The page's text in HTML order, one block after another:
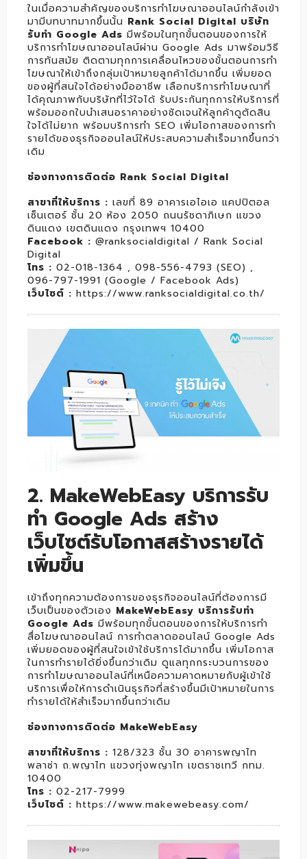
ในเมื่อความสำคัญของบริการทำโฆษณาออนไลน์กำลังเข้า
มามีบทบาทมากขึ้นนั้น Rank Social Digital บริษัท
รับทำ Google Ads มีพร้อมในทุกขั้นตอนของการให้
บริการทำโฆษณาออนไลน์ผ่าน Google Ads มาพร้อมวิธี
การทันสมัย ติดตามทุกการเคลื่อนไหวของขั้นตอนการทำ
โฆษณาให้เข้าถึงกลุ่มเป้าหมายลูกค้าได้มากขึ้น เพิ่มยอด
ของผู้ที่สนใจได้อย่างมืออาชีพ เลือกบริการทำโฆษณาที่
ได้คุณภาพกับบริษัทที่ไว้ใจได้ รับประกันทุกการให้บริการที่
พร้อมออกใบนำเสนอราคาอย่างชัดเจนให้ลูกค้าดูตัดสิน
ใจได้ไม่ยาก พร้อมบริการทำ SEO เพิ่มโอกาสของการทำ
รายได้ของธุรกิจออนไลน์ให้ประสบความสำเร็จมากขึ้นกว่า
เดิม
ช่องทางการติดต่อ Rank Social Digital
สาขาที่ให้บริการ : เลขที่ 89 อาคารเอไอเอ แคปปิตอล
เซ็นเตอร์ ชั้น 20 ห้อง 2050 ถนนรัชดาภิเษก แขวง
ดินแดง เขตดินแดง กรุงเทพฯ 10400
Facebook : @ranksocialdigital / Rank Social
Digital
โทร : 02-018-1364 , 098-556-4793 (SEO) ,
096-797-1991 (Google / Facebook Ads)
เว็บไซต์ : https://www.ranksocialdigital.co.th/
2. MakeWebEasy บริการรับ
ทำ Google Ads สร้าง
เว็บไซต์รับโอกาสสร้างรายได้
เพิ่มขึ้น
เข้าถึงทุกความต้องการของธุรกิจออนไลน์ที่ต้องการมี
เว็บเป็นของตัวเอง MakeWebEasy บริการรับทำ
Google Ads มีพร้อมทุกขั้นตอนของการให้บริการทำ
สื่อโฆษณาออนไลน์ การทำตลาดออนไลน์ Google Ads
เพิ่มยอดของผู้ที่สนใจเข้าใช้บริการได้มากขึ้น เพิ่มโอกาส
ในการทำรายได้ยิ่งขึ้นกว่าเดิม ดูแลทุกกระบวนการของ
การทำโฆษณาออนไลน์ที่เหนือความคาดหมายกับผู้เข้าใช้
บริการเพื่อให้การดำเนินธุรกิจที่สร้างขึ้นมีเป้าหมายในการ
ทำรายได้ให้สำเร็จมากขึ้นกว่าเดิม
ช่องทางการติดต่อ MakeWebEasy
สาขาที่ให้บริการ : 128/323 ชั้น 30 อาคารพญาไท
พลาซ่า ถ.พญาไท แขวงทุ่งพญาไท เขตราชเทวี กทม.
10400
โทร : 02-217-7999
เว็บไซต์ : https://www.makewebeasy.com/